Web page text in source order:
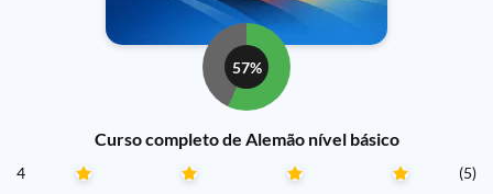
57%
Curso completo de Alemão nível básico
4
(5)